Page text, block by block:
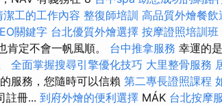
潔工的工作內容 整復師培訓 高品質外燴餐飲
關鍵字 台北優質外燴選擇 按摩證照培訓班
肯定不會一帆風順。 台中推拿服務 幸運的
全面掌握搜尋引擎優化技巧 大里整骨服務
服務，您隨時可以信賴 第二專長證照課程
註冊... 到府外燴的便利選擇 MÁK 台北按摩